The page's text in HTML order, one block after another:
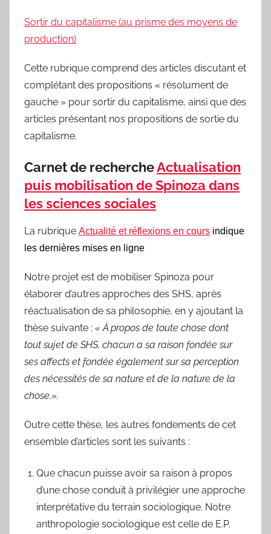
Sortir du capitalisme (au prisme des moyens de
production)
Cette rubrique comprend des articles discutant et
complétant des propositions « résolument de
gauche » pour sortir du capitalisme, ainsi que des
articles présentant nos propositions de sortie du
capitalisme.
Carnet de rechercheActualisation
puis mobilisation de Spinoza dans
les sciences sociales
La rubrique Actualité et réflexions en cours indique
les dernières mises en ligne
Notre projet est de mobiliser Spinoza pour
élaborer d’autres approches des SHS, après
réactualisation de sa philosophie, en y ajoutant la
thèse suivante : « À propos de toute chose dont
tout sujet de SHS, chacun a sa raison fondée sur
ses affects et fondée également sur sa perception
des nécessités de sa nature et de la nature de la
chose.».
Outre cette thèse, les autres fondements de cet
ensemble d’articles sont les suivants :
Que chacun puisse avoir sa raison à propos
d’une chose conduit à privilégier une approche
interprétative du terrain sociologique. Notre
anthropologie sociologique est celle de E.P.